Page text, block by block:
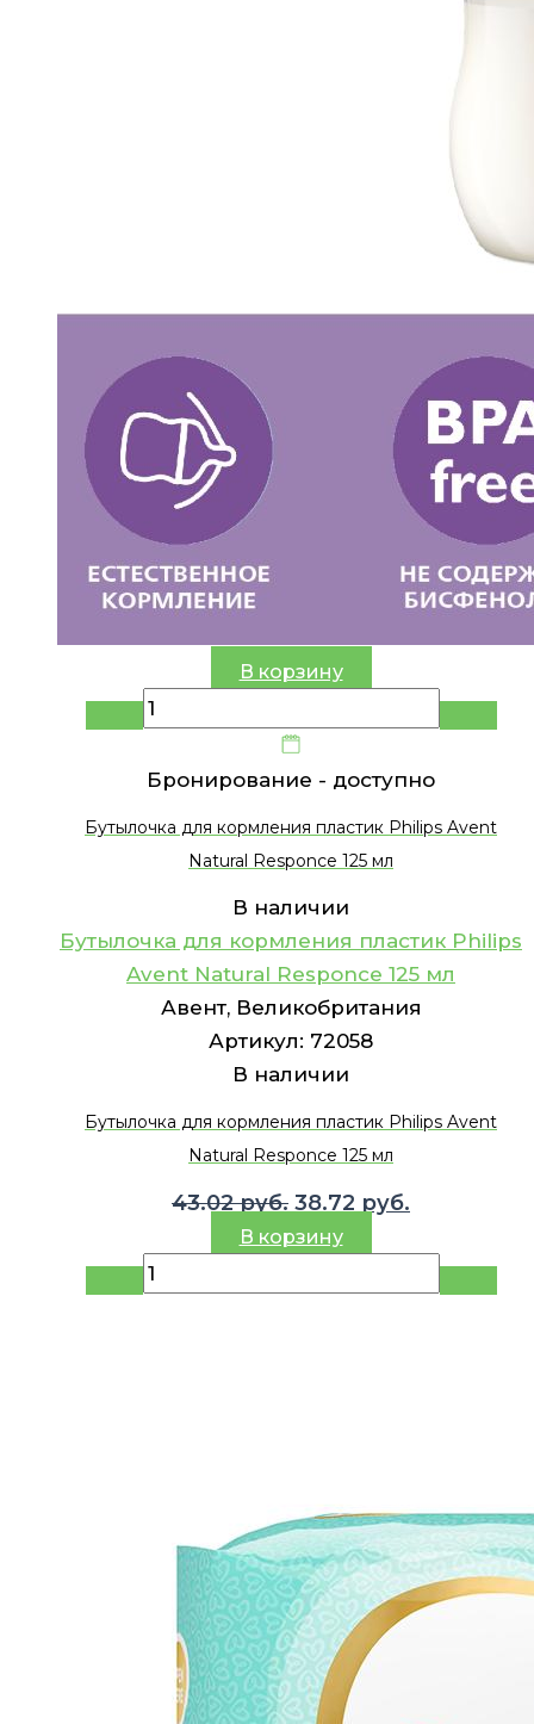
В корзину
Бронирование - доступно
Бутылочка для кормления пластик Philips Avent
Natural Responce 125 мл
В наличии
Бутылочка для кормления пластик Philips
Avent Natural Responce 125 мл
Авент, Великобритания
Артикул: 72058
В наличии
Бутылочка для кормления пластик Philips Avent
Natural Responce 125 мл
43.02руб. Первоначальная
цена
43.02 руб..
38.72 руб.
38.72 руб..
В корзину